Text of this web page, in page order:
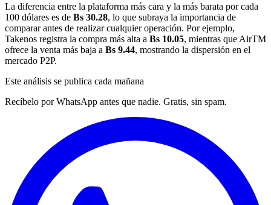
La diferencia entre la plataforma más cara y la más barata por cada
100 dólares es de Bs 30.28, lo que subraya la importancia de
comparar antes de realizar cualquier operación. Por ejemplo,
Takenos registra la compra más alta a Bs 10.05, mientras que AirTM
ofrece la venta más baja a Bs 9.44, mostrando la dispersión en el
mercado P2P.
Este análisis se publica cada mañana
Recíbelo por WhatsApp antes que nadie. Gratis, sin spam.